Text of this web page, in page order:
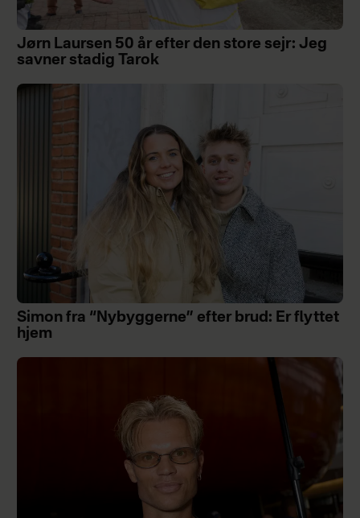
Jørn Laursen 50 år efter den store sejr: Jeg
savner stadig Tarok
Simon fra “Nybyggerne” efter brud: Er flyttet
hjem